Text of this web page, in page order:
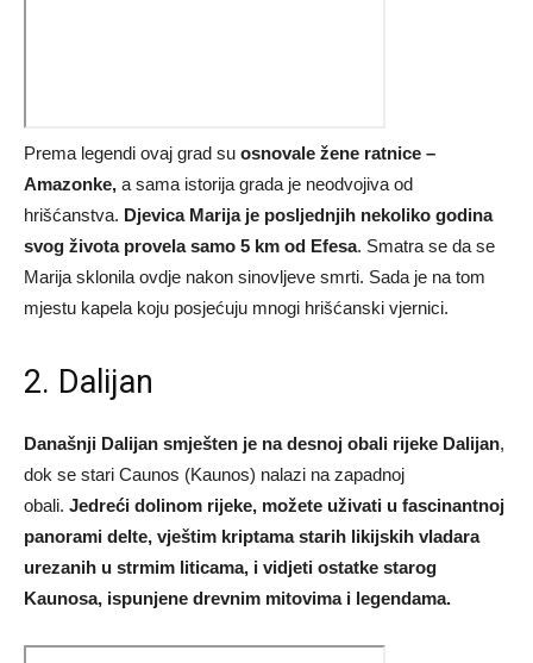
Prema legendi ovaj grad su osnovale žene ratnice –
Amazonke, a sama istorija grada je neodvojiva od
hrišćanstva. Djevica Marija je posljednjih nekoliko godina
svog života provela samo 5 km od Efesa. Smatra se da se
Marija sklonila ovdje nakon sinovljeve smrti. Sada je na tom
mjestu kapela koju posjećuju mnogi hrišćanski vjernici.
2. Dalijan
Današnji Dalijan smješten je na desnoj obali rijeke Dalijan,
dok se stari Caunos (Kaunos) nalazi na zapadnoj
obali. Jedreći dolinom rijeke, možete uživati u fascinantnoj
panorami delte, vještim kriptama starih likijskih vladara
urezanih u strmim liticama, i vidjeti ostatke starog
Kaunosa, ispunjene drevnim mitovima i legendama.